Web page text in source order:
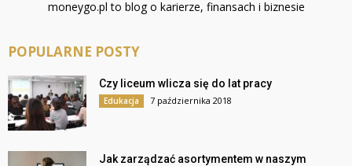
moneygo.pl to blog o karierze, finansach i biznesie
POPULARNE POSTY
Czy liceum wlicza się do lat pracy
Edukacja 7 października 2018
Jak zarządzać asortymentem w naszym